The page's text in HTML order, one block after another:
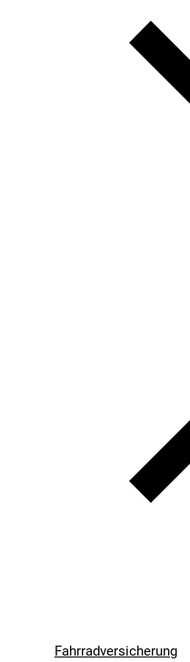
Fahrradversicherung